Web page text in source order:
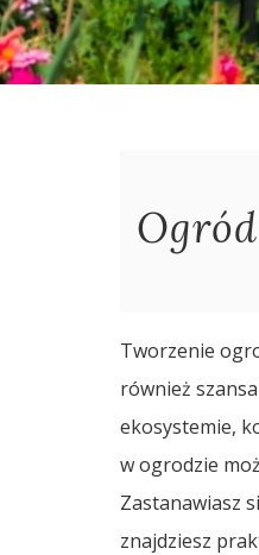
Tworzenie
również
ekosystemie,
w ogrodzie
Zastanawiasz
znajdziesz